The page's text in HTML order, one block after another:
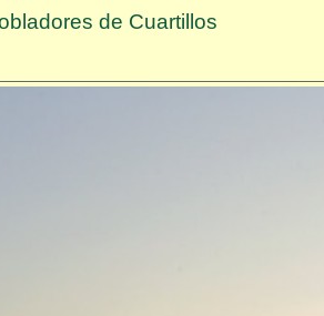
de Cuartillos